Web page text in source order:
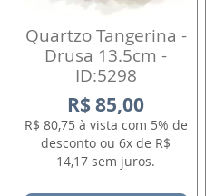
Quartzo Tangerina -
Drusa 13.5cm -
ID:5298
R$ 85,00
R$ 80,75 à vista com 5% de
desconto ou 6x de R$
14,17 sem juros.